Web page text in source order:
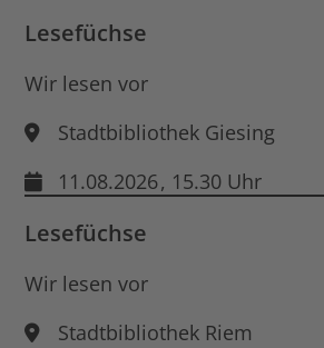
Lesefüchse
Wir lesen vor
Stadtbibliothek Giesing
11.08.2026, 15.30 Uhr
Lesefüchse
Wir lesen vor
Stadtbibliothek Riem